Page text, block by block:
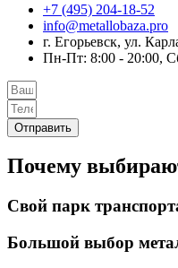
+7 (495) 204-18-52
info@metallobaza.pro
г. Егорьевск, ул.
Пн-Пт: 8:00 - 20:00,
Отправить
Почему
Свой парк
Большой выбор